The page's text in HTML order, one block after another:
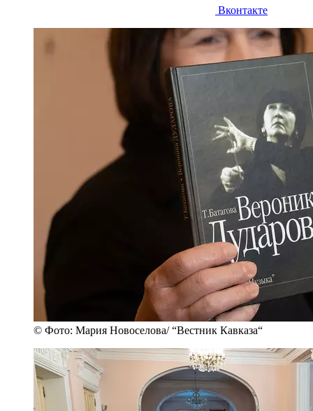
Вконтакте
© Фото: Мария Новоселова/ “Вестник Кавказа“